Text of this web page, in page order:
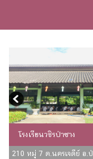
โรงเรียนวชิรป่าซาง
210 หมู่ 7 ต.นครเจดีย์ อ.